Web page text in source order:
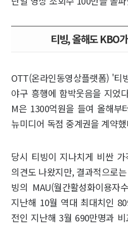
티빙, 올해도 KBO
OTT(온라인동영상플랫폼) '티
야구 흥행에 함박웃음을 지었
M은 1300억원을 들여 올해부
뉴미디어 독점 중계권을 계약
당시 티빙이 지나치게 비싼
의견도 나왔지만, 결과적으로
빙의 MAU(월간활성화이용자
지난해 10월 역대 최대치인
전인 지난해 3월 690만명과